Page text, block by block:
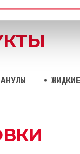
ЖИДКИЕ